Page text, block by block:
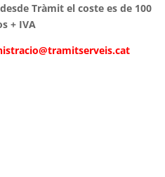
Tràmit el coste es de 100
+ IVA